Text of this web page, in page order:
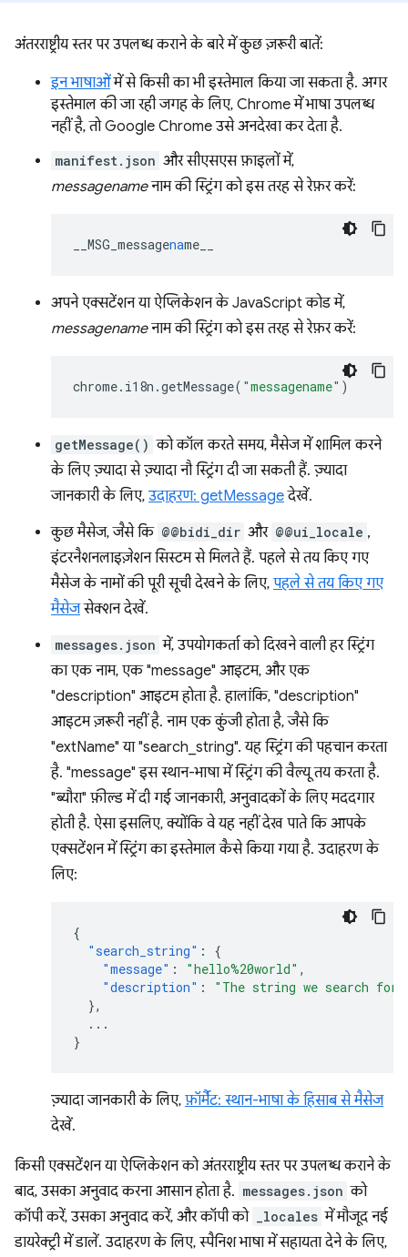
अंतरराष्ट्रीय स्तर पर उपलब्ध कराने के बारे में कुछ ज़रूरी बातें:
इन भाषाओंमें से किसी का भी इस्तेमाल किया जा सकता है. अगर
इस्तेमाल की जा रही जगह के लिए, Chrome में भाषा उपलब्ध
नहीं है, तो Google Chrome उसे अनदेखा कर देता है.
manifest.json और सीएसएस फ़ाइलों में,
messagenameनाम की स्ट्रिंग को इस तरह से रेफ़र करें:
__MSG_messagename__
अपने एक्सटेंशन या ऐप्लिकेशन के JavaScript कोड में,
messagenameनाम की स्ट्रिंग को इस तरह से रेफ़र करें:
chrome. i18n .getMessage( "messagename" )
getMessage() को कॉल करते समय, मैसेज में शामिल करने
के लिए ज़्यादा से ज़्यादा नौ स्ट्रिंग दी जा सकती हैं. ज़्यादा
जानकारी के लिए, उदाहरण: getMessageदेखें.
कुछ मैसेज, जैसे कि @@bidi_dir और @@ui_locale ,
इंटरनैशनलाइज़ेशन सिस्टम से मिलते हैं. पहले से तय किए गए
मैसेज के नामों की पूरी सूची देखने के लिए, पहले से तय किए गए
मैसेजसेक्शन देखें.
messages.json में, उपयोगकर्ता को दिखने वाली हर स्ट्रिंग
का एक नाम, एक "message" आइटम, और एक
"description" आइटम होता है. हालांकि, "description"
आइटम ज़रूरी नहीं है. नाम एक कुंजी होता है, जैसे कि
"extName" या "search_string". यह स्ट्रिंग की पहचान करता
है. "message" इस स्थान-भाषा में स्ट्रिंग की वैल्यू तय करता है.
"ब्यौरा" फ़ील्ड में दी गई जानकारी, अनुवादकों के लिए मददगार
होती है. ऐसा इसलिए, क्योंकि वे यह नहीं देख पाते कि आपके
एक्सटेंशन में स्ट्रिंग का इस्तेमाल कैसे किया गया है. उदाहरण के
लिए:
{
"search_string" :
{
"message" : "hello%20world" ,
"description" :
"The string we search for.
},
...
}
ज़्यादा जानकारी के लिए, फ़ॉर्मैट: स्थान-भाषा के हिसाब से मैसेज
देखें.
किसी एक्सटेंशन या ऐप्लिकेशन को अंतरराष्ट्रीय स्तर पर उपलब्ध कराने के
बाद, उसका अनुवाद करना आसान होता है. messages.json को
कॉपी करें, उसका अनुवाद करें, और कॉपी को
_locales में मौजूद नई
डायरेक्ट्री में डालें. उदाहरण के लिए, स्पैनिश भाषा में सहायता देने के लिए,